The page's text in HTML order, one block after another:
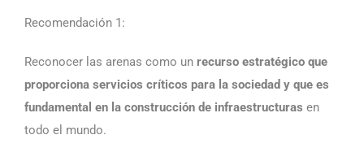
Recomendación 1:
Reconocer las arenas como un recurso estratégico que
proporciona servicios críticos para la sociedad y que es
fundamental en la construcción de infraestructuras en
todo el mundo.